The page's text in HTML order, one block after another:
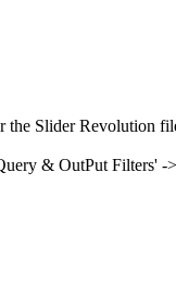
the Slider Revolution
& OutPut Filters' -